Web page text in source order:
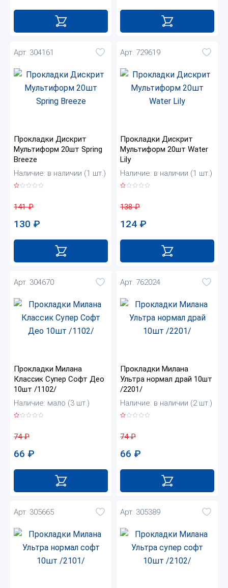
Арт. 304161
Прокладки Дискрит
Мультиформ 20шт Spring
Breeze
Наличие: в наличии (1 шт.)
141₽
130 ₽
Арт. 729619
Прокладки Дискрит
Мультиформ 20шт Water
Lily
Наличие: в наличии (1 шт.)
138₽
124 ₽
Арт. 304670
Прокладки Милана
Классик Супер Софт Део
10шт /1102/
Наличие: мало (3 шт.)
74₽
66 ₽
Арт. 762024
Прокладки Милана
Ультра нормал драй 10шт
/2201/
Наличие: в наличии (2 шт.)
74₽
66 ₽
Арт. 305665 Арт. 305389